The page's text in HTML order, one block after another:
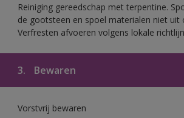
Reiniging gereedschap met terpentine.
de gootsteen en spoel materialen niet uit
Verfresten afvoeren volgens lokale
3. Bewaren
Vorstvrij bewaren